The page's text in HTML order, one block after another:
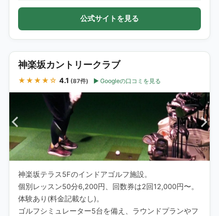
公式サイトを見る
神楽坂カントリークラブ
★★★★☆ 4.1 (87件) Googleの口コミを見る
神楽坂テラス5Fのインドアゴルフ施設。
個別レッスン50分6,200円、回数券は2回12,000円〜。
体験あり(料金記載なし)。
ゴルフシミュレーター5台を備え、ラウンドプランやフ